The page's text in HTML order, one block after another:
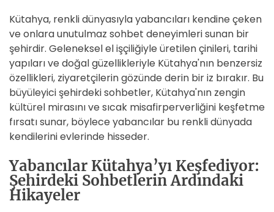
Kütahya, renkli dünyasıyla yabancıları kendine çeken
ve onlara unutulmaz sohbet deneyimleri sunan bir
şehirdir. Geleneksel el işçiliğiyle üretilen çinileri, tarihi
yapıları ve doğal güzellikleriyle Kütahya'nın benzersiz
özellikleri, ziyaretçilerin gözünde derin bir iz bırakır. Bu
büyüleyici şehirdeki sohbetler, Kütahya'nın zengin
kültürel mirasını ve sıcak misafirperverliğini keşfetme
fırsatı sunar, böylece yabancılar bu renkli dünyada
kendilerini evlerinde hisseder.
Yabancılar Kütahya’yı Keşfediyor:
Şehirdeki Sohbetlerin Ardındaki
Hikayeler